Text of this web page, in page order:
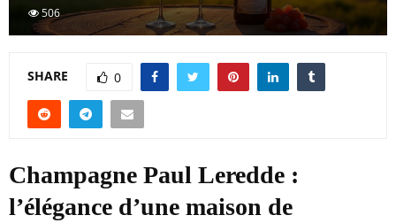
506
SHARE 0
Champagne Paul Leredde :
l’élégance d’une maison de